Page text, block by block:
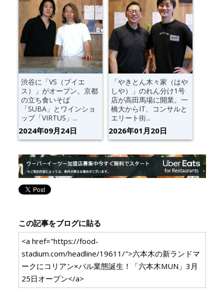
渋谷に「VS（ブイエ
ス）」がオープン。京都
の立ち食いそば
「SUBA」とワインショ
ップ「VIRTUS」...
2024年09月24日
「やきとん木々家（はや
しや）」のれん分け1号
店が高田馬場に開業。一
橋大からIT、コンサルと
エリート街...
2026年01月20日
この記事をブログに貼る
<a href="https://food-
stadium.com/headline/19611/">六本木の新ランドマ
ークにコリアン×バル業態誕生！「六本木MUN」3月
25日オープン</a>